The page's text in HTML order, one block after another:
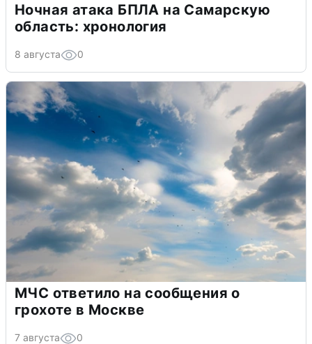
Ночная атака БПЛА на Самарскую
область: хронология
8 августа 0
МЧС ответило на сообщения о
грохоте в Москве
7 августа 0